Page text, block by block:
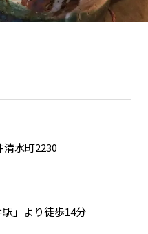
長崎エリア
大分エリア
地域を代表する 企業100選
SDGsの先駆者
清水町2230
」より徒歩14分